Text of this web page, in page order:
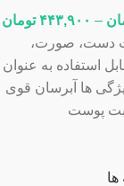
– ۴۴۳,۹۰۰ تومان
دست، صورت،
استفاده به عنوان
ها آبرسان قوی
پوست
ها